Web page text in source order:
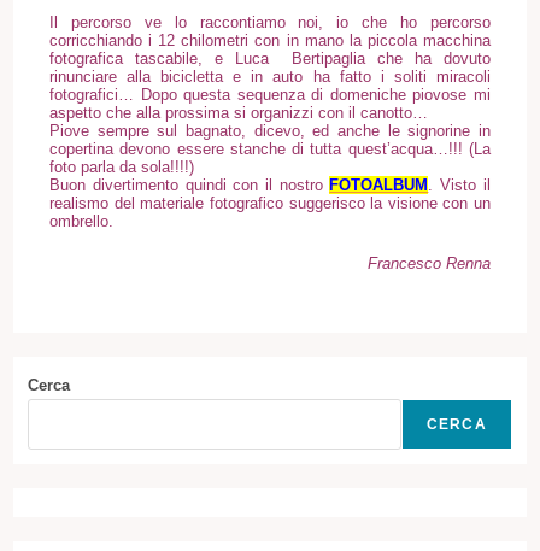
Il percorso ve lo raccontiamo noi, io che ho percorso
corricchiando i 12 chilometri con in mano la piccola macchina
fotografica tascabile, e Luca Bertipaglia che ha dovuto
rinunciare alla bicicletta e in auto ha fatto i soliti miracoli
fotografici… Dopo questa sequenza di domeniche piovose mi
aspetto che alla prossima si organizzi con il canotto…
Piove sempre sul bagnato, dicevo, ed anche le signorine in
copertina devono essere stanche di tutta quest’acqua…!!! (La
foto parla da sola!!!!)
Buon divertimento quindi con il nostro FOTOALBUM . Visto il
realismo del materiale fotografico suggerisco la visione con un
ombrello.
Francesco Renna
Cerca
CERCA